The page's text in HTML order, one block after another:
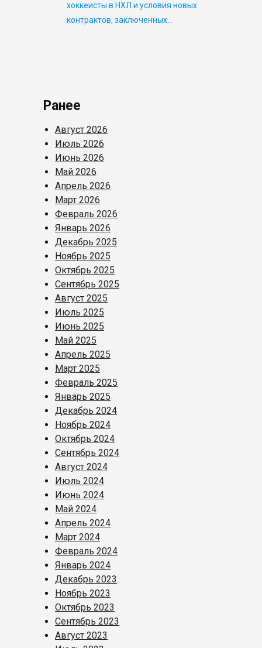
хоккеисты в НХЛ и условия новых
контрактов, заключенных…
Ранее
Август 2026
Июль 2026
Июнь 2026
Май 2026
Апрель 2026
Март 2026
Февраль 2026
Январь 2026
Декабрь 2025
Ноябрь 2025
Октябрь 2025
Сентябрь 2025
Август 2025
Июль 2025
Июнь 2025
Май 2025
Апрель 2025
Март 2025
Февраль 2025
Январь 2025
Декабрь 2024
Ноябрь 2024
Октябрь 2024
Сентябрь 2024
Август 2024
Июль 2024
Июнь 2024
Май 2024
Апрель 2024
Март 2024
Февраль 2024
Январь 2024
Декабрь 2023
Ноябрь 2023
Октябрь 2023
Сентябрь 2023
Август 2023